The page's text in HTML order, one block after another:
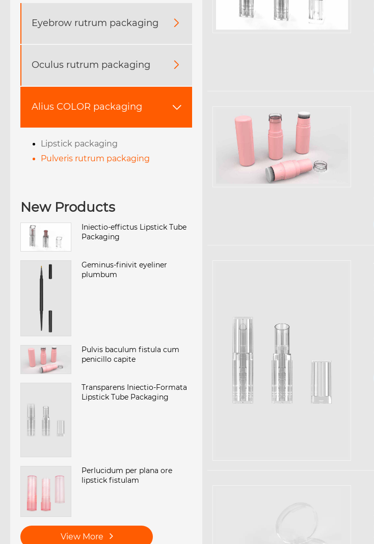
Eyebrow rutrum packaging 
Oculus rutrum packaging 
Alius COLOR packaging 
Lipstick packaging
Pulveris rutrum packaging
New Products
Iniectio-effictus Lipstick Tube
Packaging
Geminus-finivit eyeliner
plumbum
Pulvis baculum fistula cum
penicillo capite
Transparens Iniectio-Formata
Lipstick Tube Packaging
Perlucidum per plana ore
lipstick fistulam
View More